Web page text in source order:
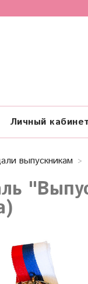
Личный кабинет
выпускникам